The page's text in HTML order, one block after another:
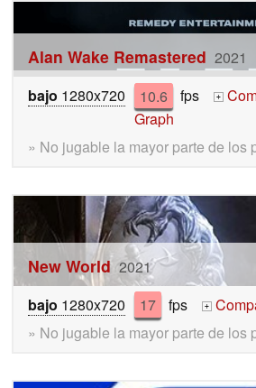
Alan Wake Remastered 2021
bajo 1280x720 10.6 fps +
Graph
» No jugable la mayor parte de los
New World 2021
bajo 1280x720 17 fps +
» No jugable la mayor parte de los